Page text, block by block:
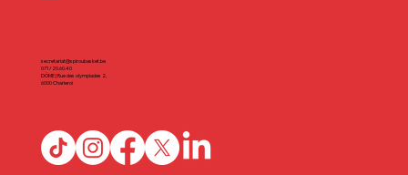
secretariat@spiroubasket.be
071/20.60.40
DÔME | Rue des olympiades 2,
6000 Charleroi